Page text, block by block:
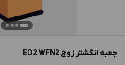
جعبه انگشتر زوج EO2 WFN2